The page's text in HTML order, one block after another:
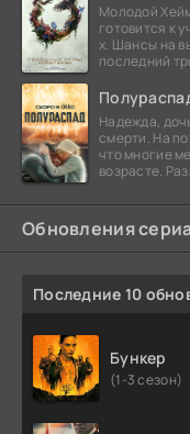
Молодой
готовится к
х. Шансы на
последний
Надежда,
смерти. На
что многие
возрасте.
Обновления
Последние 10
Бункер
(1-3 сезон)